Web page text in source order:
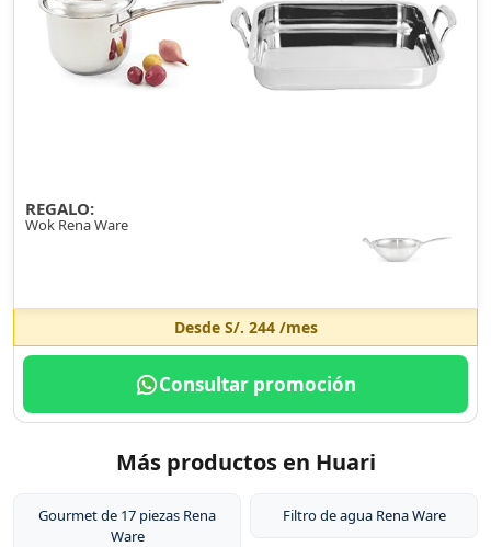
REGALO:
Wok Rena Ware
Desde S/. 244/mes
Consultar promoción
Más productos en Huari
Gourmet de 17 piezas Rena
Ware
Filtro de agua Rena Ware